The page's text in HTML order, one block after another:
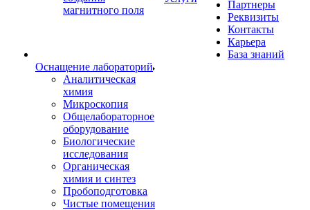
магнитного поля
Оснащение лабораторий
Аналитическая
химия
Микроскопия
Общелабораторное
оборудование
Биологические
исследования
Органическая
химия и синтез
Пробоподготовка
Чистые помещения
Партнеры
Реквизиты
Контакты
Карьера
База знаний